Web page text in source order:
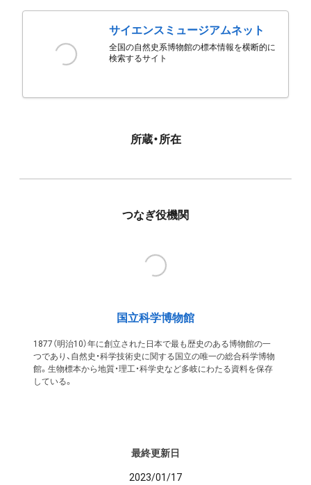
サイエンスミュージアムネット
全国の自然史系博物館の標本情報を横断的に
検索するサイト
所蔵・所在
つなぎ役機関
国立科学博物館
1877（明治10）年に創立された日本で最も歴史のある博物館の一
つであり、自然史・科学技術史に関する国立の唯一の総合科学博物
館。生物標本から地質・理工・科学史など多岐にわたる資料を保存
している。
最終更新日
2023/01/17